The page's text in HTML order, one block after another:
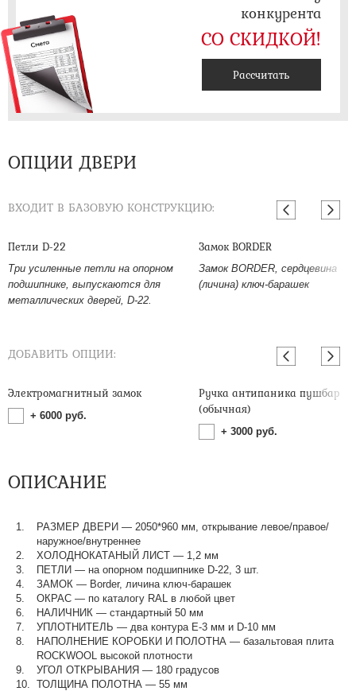
конкурента
СО СКИДКОЙ!
Рассчитать
ОПЦИИ ДВЕРИ
ВХОДИТ В БАЗОВУЮ КОНСТРУКЦИЮ:
Петли D-22
Три усиленные петли на опорном
подшипнике, выпускаются для
металлических дверей, D-22.
Замок BORDER
Замок BORDER, сердцевина
(личина) ключ-барашек
ДОБАВИТЬ ОПЦИИ:
Электромагнитный замок
+ 6000 руб.
Ручка антипаника пушбар
(обычная)
+ 3000 руб.
ОПИСАНИЕ
РАЗМЕР ДВЕРИ — 2050*960 мм, открывание левое/правое/
наружное/внутреннее
ХОЛОДНОКАТАНЫЙ ЛИСТ — 1,2 мм
ПЕТЛИ — на опорном подшипнике D-22, 3 шт.
ЗАМОК — Border, личина ключ-барашек
ОКРАС — по каталогу RAL в любой цвет​​​​​​​
НАЛИЧНИК — стандартный 50 мм
УПЛОТНИТЕЛЬ — два контура Е-3 мм и D-10 мм
НАПОЛНЕНИЕ КОРОБКИ И ПОЛОТНА — базальтовая плита
ROCKWOOL высокой плотности
УГОЛ ОТКРЫВАНИЯ — 180 градусов
ТОЛЩИНА ПОЛОТНА — 55 мм